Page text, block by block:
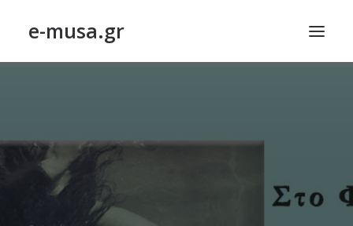
e-musa.gr
ΠΕΖΟΓΡΑΦΙΑ – PROSE
ΤΕΧΝΗ~ΛΟΓΙΟΝ – ART~ORAMA
ΑΠΟΔΕΛΤΙΩΣΗ